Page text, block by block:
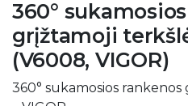
360°
grįžtamoji
(V6008, VIGOR)
360° sukamosios